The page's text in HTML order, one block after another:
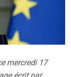
mercredi 17
écrit par